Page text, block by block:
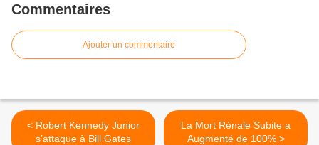
Commentaires
Ajouter un commentaire
< Robert Kennedy Junior
s’attaque à Bill Gates
La Mort Rénale Subite a
Augmenté de 100% >